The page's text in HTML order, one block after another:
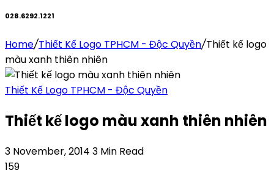
028.6292.1221
Home/Thiết Kế Logo TPHCM - Độc Quyền/Thiết kế logo
màu xanh thiên nhiên
Thiết Kế Logo TPHCM - Độc Quyền
Thiết kế logo màu xanh thiên nhiên
3 November, 2014 3 Min Read
159